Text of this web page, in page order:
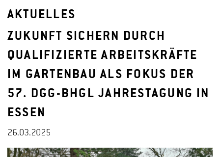
AKTUELLES
ZUKUNFT SICHERN DURCH
QUALIFIZIERTE ARBEITSKRÄFTE
IM GARTENBAU ALS FOKUS DER
57. DGG-BHGL JAHRESTAGUNG IN
ESSEN
26.03.2025